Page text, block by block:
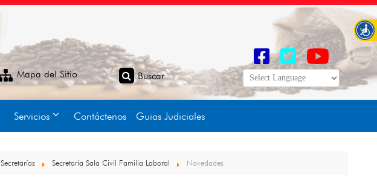
Mapa del Sitio
Servicios Contáctenos Guias Judiciales
Secretarías Secretaría Sala Civil Familia Laboral Novedades